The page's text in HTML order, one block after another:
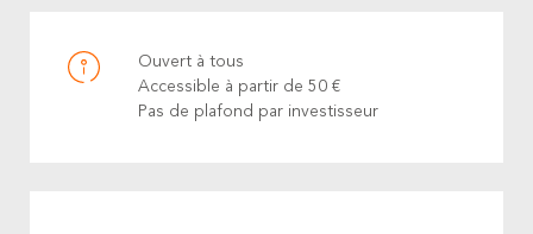
Ouvert à tous
Accessible à partir de 50 €
Pas de plafond par investisseur